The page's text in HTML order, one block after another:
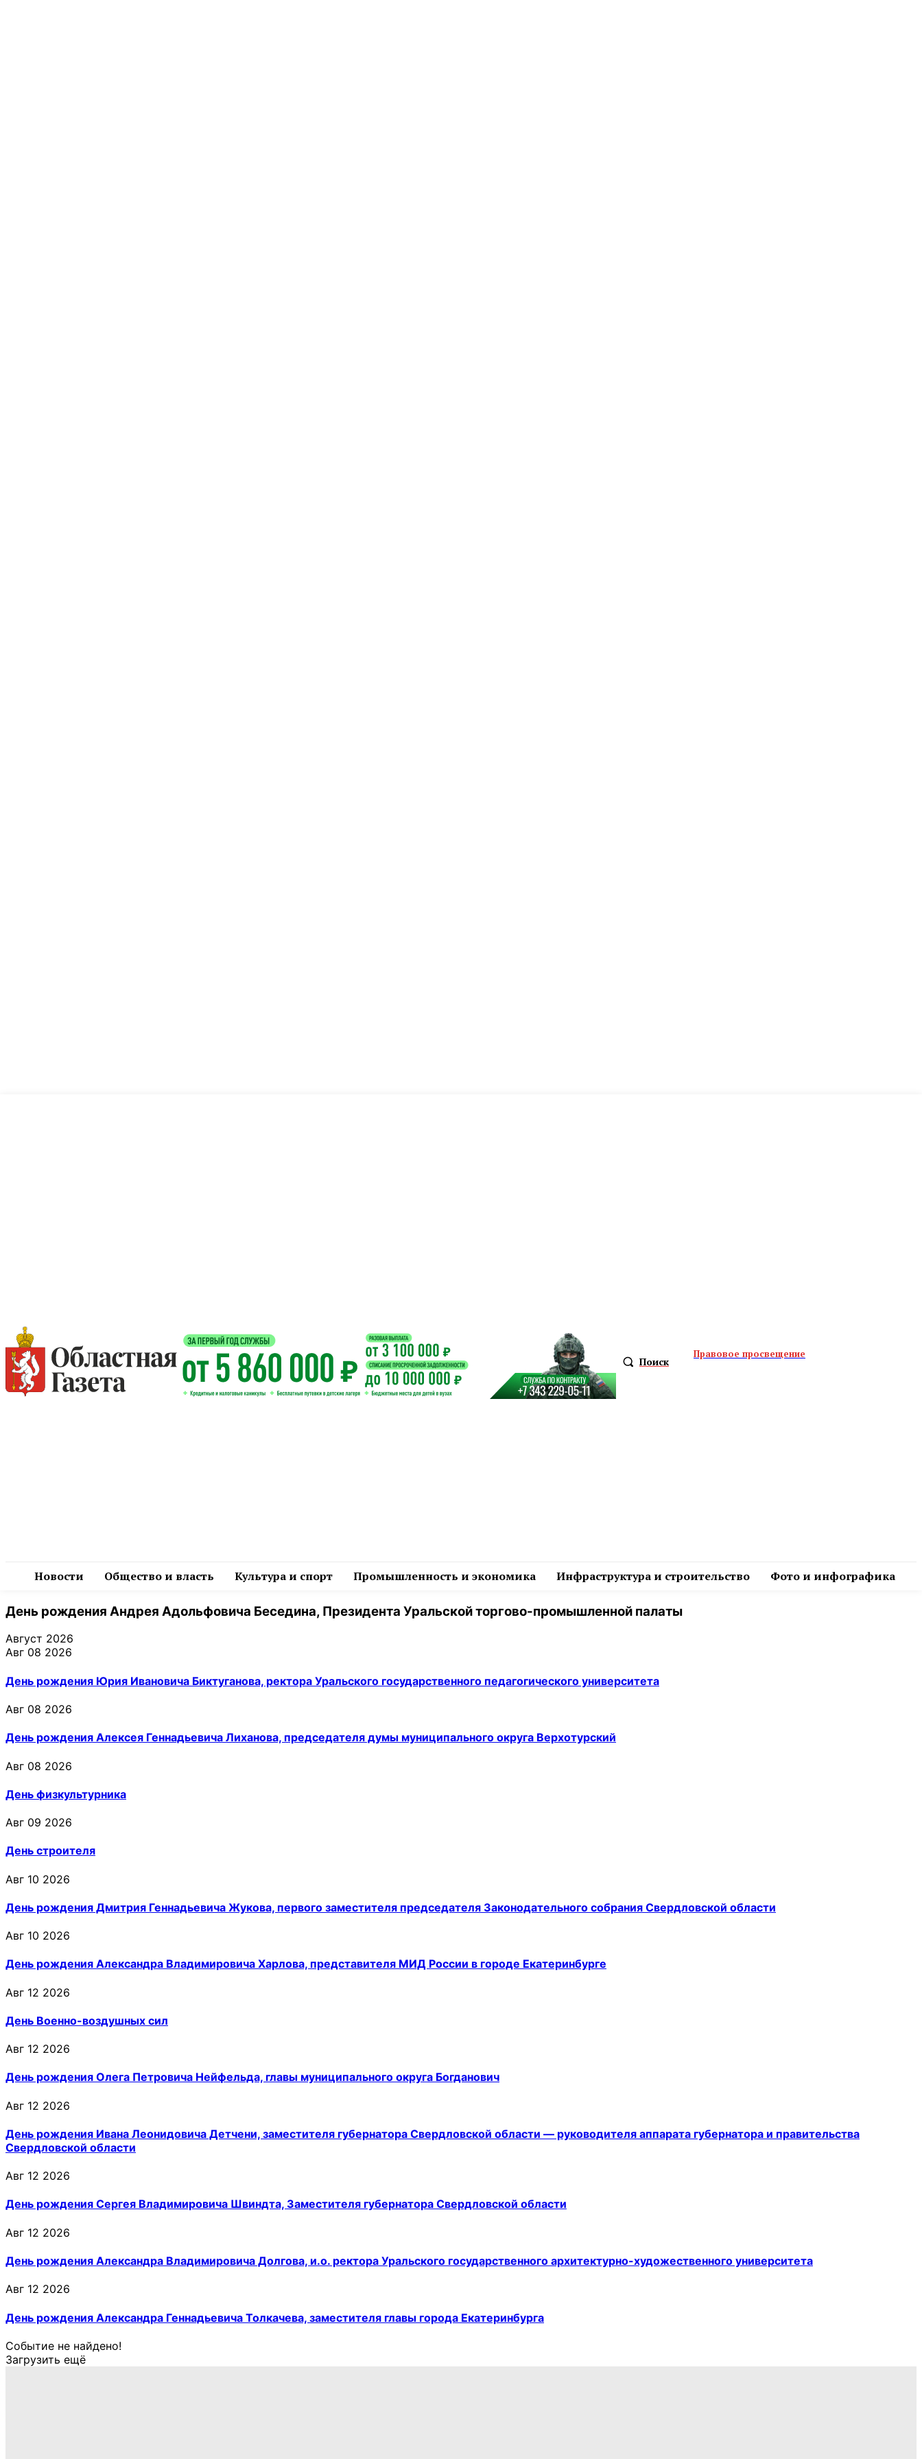
Поиск
Правовое просвещение
Новости Общество и власть Культура и спорт Промышленность и экономика Инфраструктура и строительство Фото и инфографика
День рождения Андрея Адольфовича Беседина, Президента Уральской торгово-промышленной палаты
Август 2026
Авг 08 2026
День рождения Юрия Ивановича Биктуганова, ректора Уральского государственного педагогического университета
Авг 08 2026
День рождения Алексея Геннадьевича Лиханова, председателя думы муниципального округа Верхотурский
Авг 08 2026
День физкультурника
Авг 09 2026
День строителя
Авг 10 2026
День рождения Дмитрия Геннадьевича Жукова, первого заместителя председателя Законодательного собрания Свердловской области
Авг 10 2026
День рождения Александра Владимировича Харлова, представителя МИД России в городе Екатеринбурге
Авг 12 2026
День Военно-воздушных сил
Авг 12 2026
День рождения Олега Петровича Нейфельда, главы муниципального округа Богданович
Авг 12 2026
День рождения Ивана Леонидовича Детчени, заместителя губернатора Свердловской области — руководителя аппарата губернатора и правительства
Свердловской области
Авг 12 2026
День рождения Сергея Владимировича Швиндта, Заместителя губернатора Свердловской области
Авг 12 2026
День рождения Александра Владимировича Долгова, и.о. ректора Уральского государственного архитектурно-художественного университета
Авг 12 2026
День рождения Александра Геннадьевича Толкачева, заместителя главы города Екатеринбурга
Событие не найдено!
Загрузить ещё